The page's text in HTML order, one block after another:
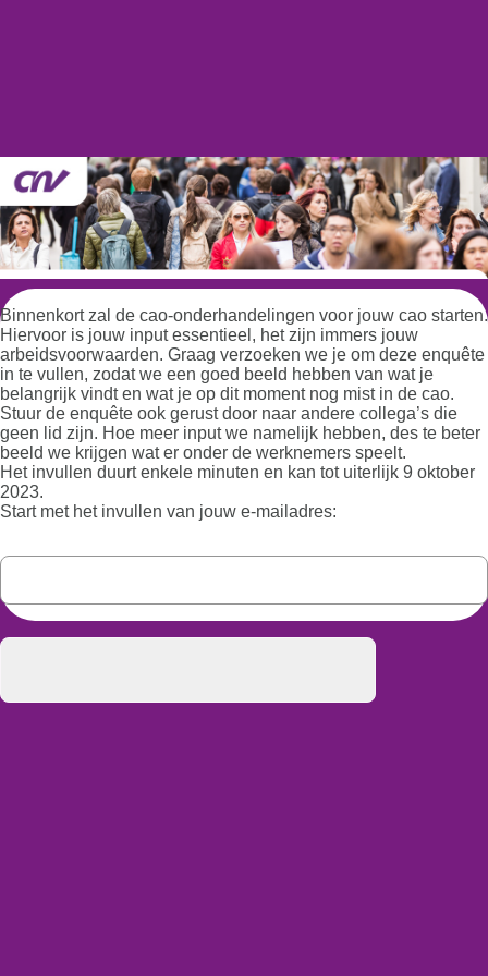
Binnenkort zal de cao-onderhandelingen voor jouw cao starten.
Hiervoor is jouw input essentieel, het zijn immers jouw
arbeidsvoorwaarden. Graag verzoeken we je om deze enquête
in te vullen, zodat we een goed beeld hebben van wat je
belangrijk vindt en wat je op dit moment nog mist in de cao.
Stuur de enquête ook gerust door naar andere collega’s die
geen lid zijn. Hoe meer input we namelijk hebben, des te beter
beeld we krijgen wat er onder de werknemers speelt.
Het invullen duurt enkele minuten en kan tot uiterlijk 9 oktober
2023.
Start met het invullen van jouw e-mailadres: